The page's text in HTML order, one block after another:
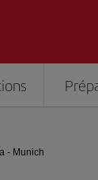
- Munich